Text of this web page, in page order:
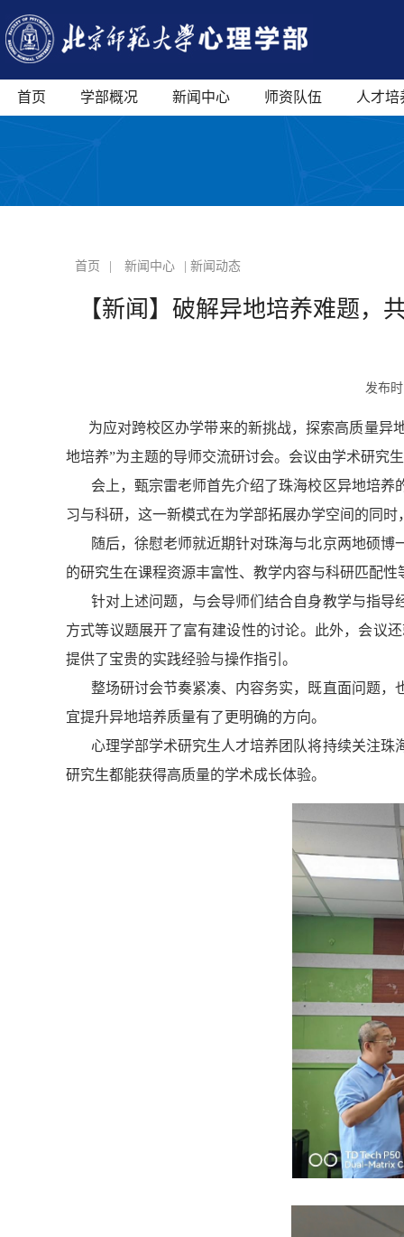
首页 学部概况 新闻中心 师资队伍 人才培
首页 新闻中心 | 新闻动态
【新闻】破解异地培养难题
发布
为应对跨校区办学带来的新挑战，探索高质量异
地培养”为主题的导师交流研讨会。会议由学术研究
会上，甄宗雷老师首先介绍了珠海校区异地培养
习与科研，这一新模式在为学部拓展办学空间的同
随后，徐慰老师就近期针对珠海与北京两地硕
的研究生在课程资源丰富性、教学内容与科研匹配
针对上述问题，与会导师们结合自身教学与指
方式等议题展开了富有建设性的讨论。此外，会议
提供了宝贵的实践经验与操作指引。
整场研讨会节奏紧凑、内容务实，既直面问题
宜提升异地培养质量有了更明确的方向。
心理学部学术研究生人才培养团队将持续关注
研究生都能获得高质量的学术成长体验。